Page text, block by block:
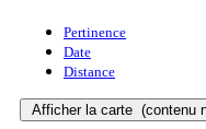
Pertinence
Date
Distance
Afficher la carte (contenu